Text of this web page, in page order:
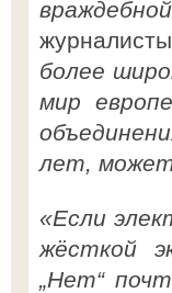
более
мир
лет, может
«Если
жёсткой
„Нет“